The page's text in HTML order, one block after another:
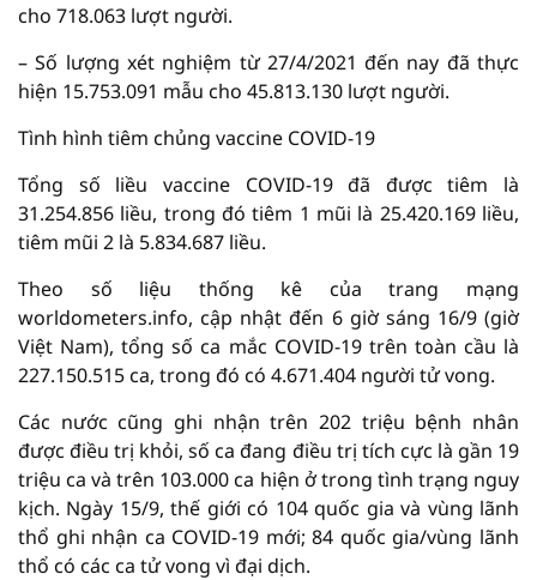
cho 718.063 lượt người.
– Số lượng xét nghiệm từ 27/4/2021 đến nay đã thực
hiện 15.753.091 mẫu cho 45.813.130 lượt người.
Tình hình tiêm chủng vaccine COVID-19
Tổng số liều vaccine COVID-19 đã được tiêm là
31.254.856 liều, trong đó tiêm 1 mũi là 25.420.169 liều,
tiêm mũi 2 là 5.834.687 liều.
Theo số liệu thống kê của trang mạng
worldometers.info, cập nhật đến 6 giờ sáng 16/9 (giờ
Việt Nam), tổng số ca mắc COVID-19 trên toàn cầu là
227.150.515 ca, trong đó có 4.671.404 người tử vong.
Các nước cũng ghi nhận trên 202 triệu bệnh nhân
được điều trị khỏi, số ca đang điều trị tích cực là gần 19
triệu ca và trên 103.000 ca hiện ở trong tình trạng nguy
kịch. Ngày 15/9, thế giới có 104 quốc gia và vùng lãnh
thổ ghi nhận ca COVID-19 mới; 84 quốc gia/vùng lãnh
thổ có các ca tử vong vì đại dịch.